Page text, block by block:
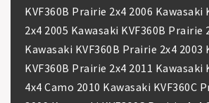
KVF360B Prairie 2x4 2006 Kawasaki
2x4 2005 Kawasaki KVF360B Prairie
Kawasaki KVF360B Prairie 2x4 2003
KVF360B Prairie 2x4 2011 Kawasaki
4x4 Camo 2010 Kawasaki KVF360C